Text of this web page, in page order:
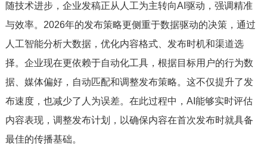
随技术进步，企业发稿正从人工为主转向AI驱动，强调精准
与效率。2026年的发布策略更侧重于数据驱动的决策，通过
人工智能分析大数据，优化内容格式、发布时机和渠道选
择。企业现在更依赖于自动化工具，根据目标用户的行为数
据、媒体偏好，自动匹配和调整发布策略。这不仅提升了发
布速度，也减少了人为误差。在此过程中，AI能够实时评估
内容表现，调整发布计划，以确保内容在首次发布时就具备
最佳的传播基础。